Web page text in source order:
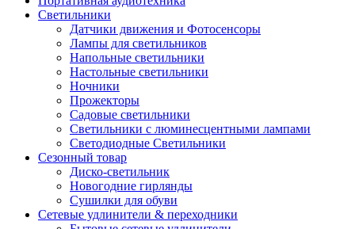
Светильники
Датчики движения и Фотосенсоры
Лампы для светильников
Напольные светильники
Настольные светильники
Ночники
Прожекторы
Садовые светильники
Светильники с люминесцентными лампами
Светодиодные Светильники
Сезонный товар
Диско-светильник
Новогодние гирлянды
Сушилки для обуви
Сетевые удлинители & переходники